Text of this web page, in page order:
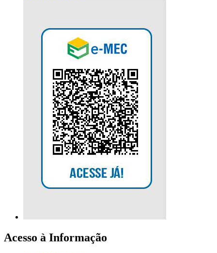
Acesso à Informação